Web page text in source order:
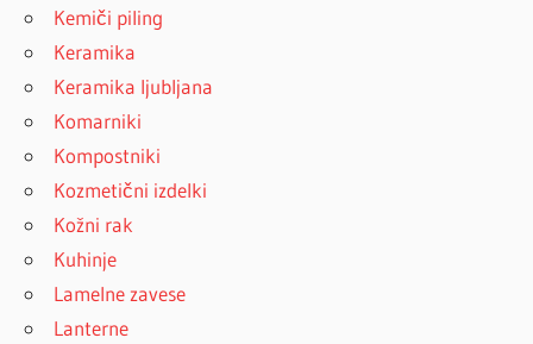
Kemiči piling
Keramika
Keramika ljubljana
Komarniki
Kompostniki
Kozmetični izdelki
Kožni rak
Kuhinje
Lamelne zavese
Lanterne